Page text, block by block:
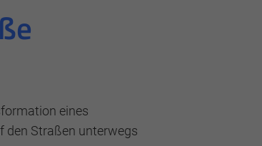
eines
den Straßen unterwegs